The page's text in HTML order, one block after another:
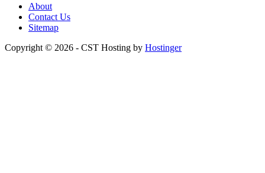
About
Contact Us
Sitemap
Copyright © 2026 - CST Hosting by Hostinger